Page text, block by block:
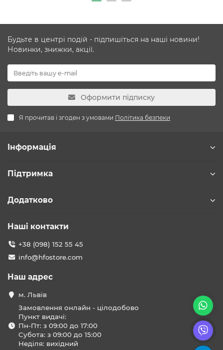
Будьте в центрі подій - підпишіться на наші новини!
Новинки, знижки, акції.
Оформити підписку
Я прочитав і згоден з умовами Політика безпеки
Інформація
Підтримка
Додатково
Наші контакти
+38 (098) 152 55 45
info@hfostore.com
Наш адрес
м. Львів
Замовлення онлайн - цілодобово
Пункт видачі:
Пн-Пт: з 09:00 до 17:00
Субота: з 09:00 до 15:00
Неділя: вихідний